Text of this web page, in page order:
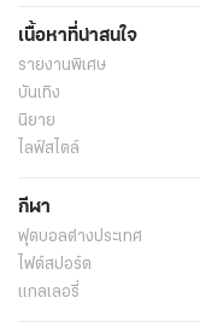
เนื้อหาที่น่าสนใจ
รายงานพิเศษ
บันเทิง
นิยาย
ไลฟ์สไตล์
กีฬา
ฟุตบอลต่่างประเทศ
ไฟต์สปอร์ต
แกลเลอรี่